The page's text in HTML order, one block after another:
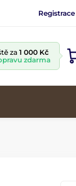
Registrace
za1 000 Kč
zdarma